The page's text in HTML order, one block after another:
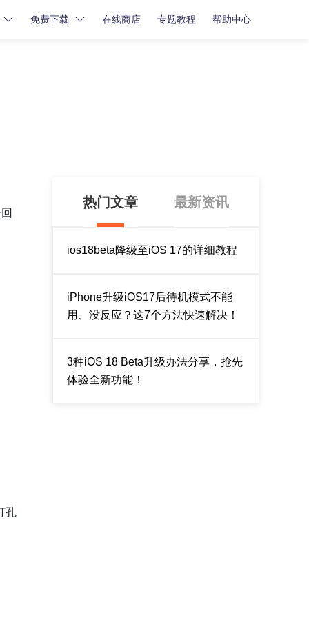
免费下载 在线商店 专题教程 帮助中心
孔
热门文章 最新资讯
ios18beta降级至iOS 17的详细教程
iPhone升级iOS17后待机模式不能
用、没反应？这7个方法快速解决！
3种iOS 18 Beta升级办法分享，抢先
体验全新功能！